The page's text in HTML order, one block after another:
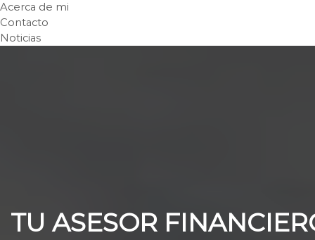
Acerca de mi
Contacto
Noticias
TU ASESOR